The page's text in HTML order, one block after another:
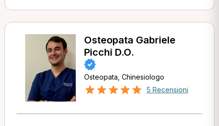
Osteopata Gabriele
Picchi D.O.
Osteopata, Chinesiologo
5 Recensioni